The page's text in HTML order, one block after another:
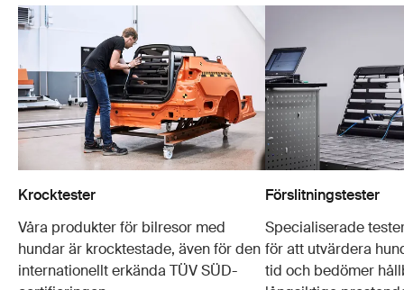
Krocktester
Våra produkter för bilresor med
hundar är krocktestade, även för den
internationellt erkända TÜV SÜD-
Förslitningstester
Specialiserade
för att utvärdera
tid och bedömer